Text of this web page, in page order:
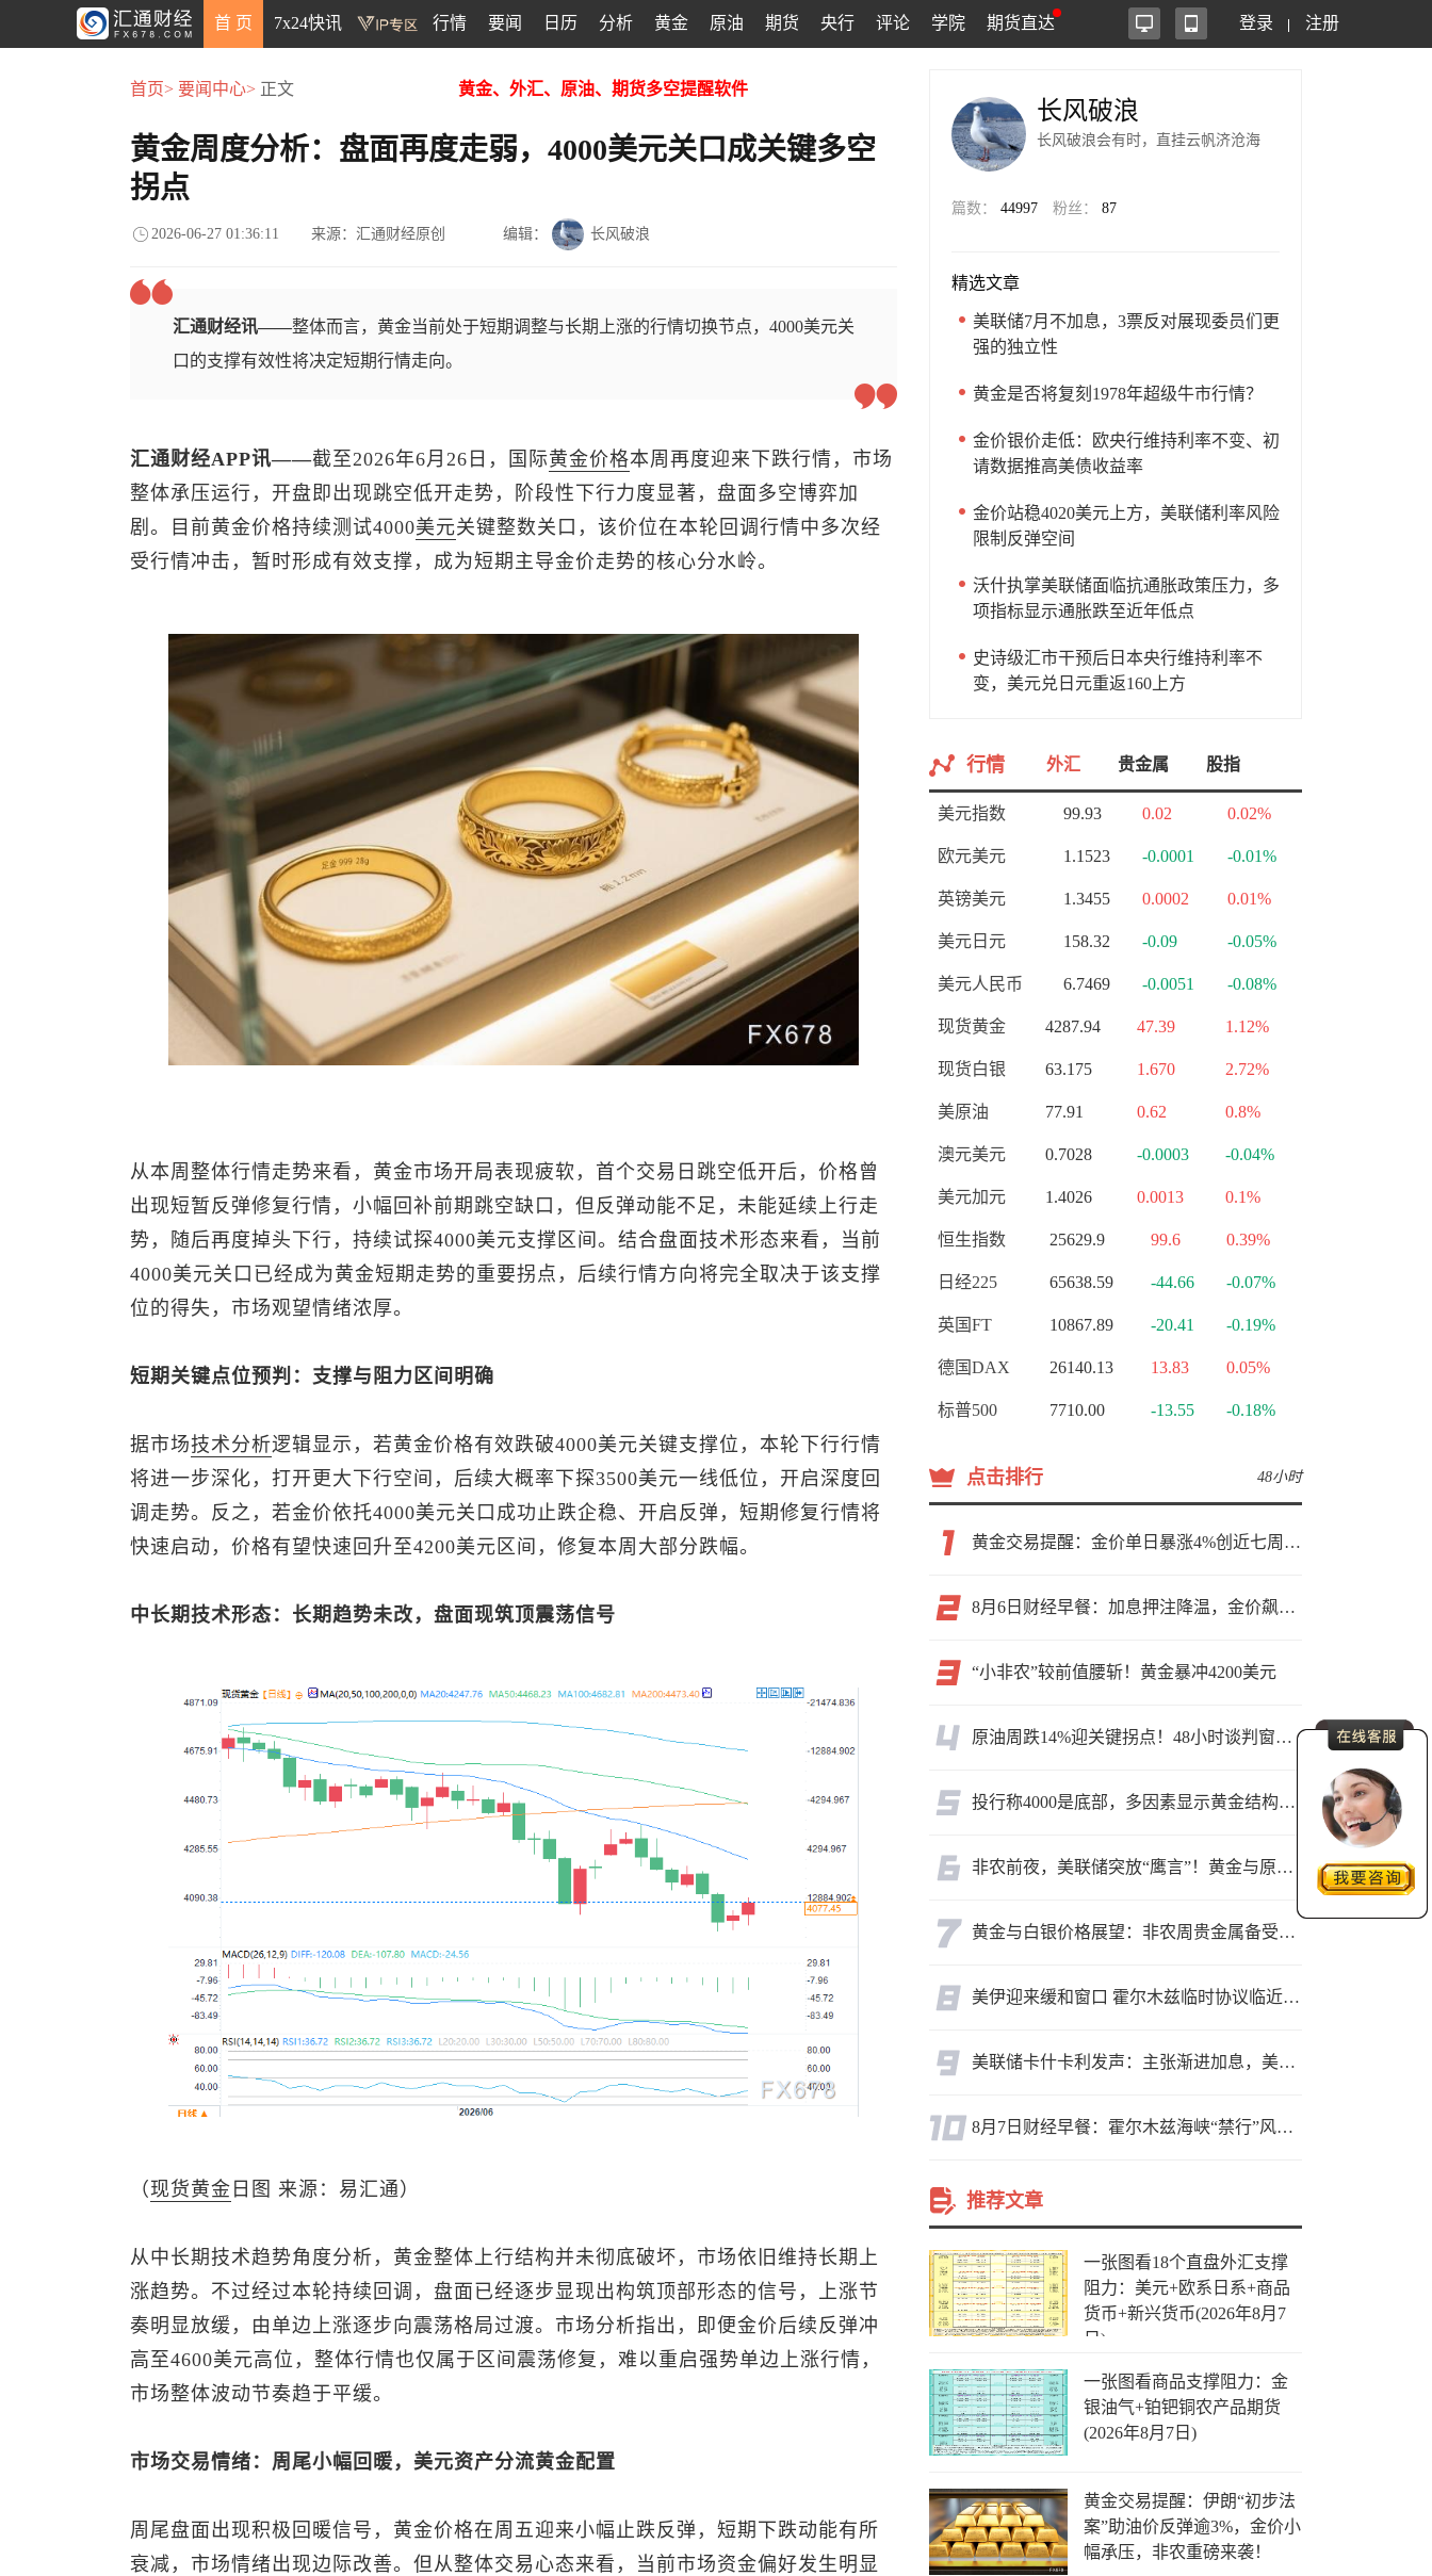
首 页 7x24快讯 行情 要闻 日历 分析 黄金 原油 期货 央行 评论 学院 期货直达 登录 注册
首页> 要闻中心> 正文 黄金、外汇、原油、期货多空提醒软件
黄金周度分析：盘面再度走弱，4000美元关口成关键多空
拐点
2026-06-27 01:36:11 来源：汇通财经原创 编辑： 长风破浪
汇通财经讯——整体而言，黄金当前处于短期调整与长期上涨的行情切换节点，4000美元关
口的支撑有效性将决定短期行情走向。
汇通财经APP讯——截至2026年6月26日，国际黄金价格本周再度迎来下跌行情，市场
整体承压运行，开盘即出现跳空低开走势，阶段性下行力度显著，盘面多空博弈加
剧。目前黄金价格持续测试4000美元关键整数关口，该价位在本轮回调行情中多次经
受行情冲击，暂时形成有效支撑，成为短期主导金价走势的核心分水岭。
从本周整体行情走势来看，黄金市场开局表现疲软，首个交易日跳空低开后，价格曾
出现短暂反弹修复行情，小幅回补前期跳空缺口，但反弹动能不足，未能延续上行走
势，随后再度掉头下行，持续试探4000美元支撑区间。结合盘面技术形态来看，当前
4000美元关口已经成为黄金短期走势的重要拐点，后续行情方向将完全取决于该支撑
位的得失，市场观望情绪浓厚。
短期关键点位预判：支撑与阻力区间明确
据市场技术分析逻辑显示，若黄金价格有效跌破4000美元关键支撑位，本轮下行行情
将进一步深化，打开更大下行空间，后续大概率下探3500美元一线低位，开启深度回
调走势。反之，若金价依托4000美元关口成功止跌企稳、开启反弹，短期修复行情将
快速启动，价格有望快速回升至4200美元区间，修复本周大部分跌幅。
中长期技术形态：长期趋势未改，盘面现筑顶震荡信号
（现货黄金 日图 来源：易汇通）
从中长期技术趋势角度分析，黄金整体上行结构并未彻底破坏，市场依旧维持长期上
涨趋势。不过经过本轮持续回调，盘面已经逐步显现出构筑顶部形态的信号，上涨节
奏明显放缓，由单边上涨逐步向震荡格局过渡。市场分析指出，即便金价后续反弹冲
高至4600美元高位，整体行情也仅属于区间震荡修复，难以重启强势单边上涨行情，
市场整体波动节奏趋于平缓。
市场交易情绪：周尾小幅回暖，美元资产分流黄金配置
周尾盘面出现积极回暖信号，黄金价格在周五迎来小幅止跌反弹，短期下跌动能有所
衰减，市场情绪出现边际改善。但从整体交易心态来看，当前市场资金偏好发生明显
长风破浪
长风破浪会有时，直挂云帆济沧海
篇数： 44997 粉丝： 87
精选文章
美联储7月不加息，3票反对展现委员们更
强的独立性
黄金是否将复刻1978年超级牛市行情？
金价银价走低：欧央行维持利率不变、初
请数据推高美债收益率
金价站稳4020美元上方，美联储利率风险
限制反弹空间
沃什执掌美联储面临抗通胀政策压力，多
项指标显示通胀跌至近年低点
史诗级汇市干预后日本央行维持利率不
变，美元兑日元重返160上方
行情 外汇 贵金属 股指
美元指数 99.93 0.02 0.02%
欧元美元 1.1523 -0.0001 -0.01%
英镑美元 1.3455 0.0002 0.01%
美元日元 158.32 -0.09 -0.05%
美元人民币 6.7469 -0.0051 -0.08%
现货黄金 4287.94 47.39 1.12%
现货白银 63.175 1.670 2.72%
美原油 77.91 0.62 0.8%
澳元美元 0.7028 -0.0003 -0.04%
美元加元 1.4026 0.0013 0.1%
恒生指数 25629.9 99.6 0.39%
日经225 65638.59 -44.66 -0.07%
英国FT 10867.89 -20.41 -0.19%
德国DAX 26140.13 13.83 0.05%
标普500 7710.00 -13.55 -0.18%
点击排行 48小时
黄金交易提醒：金价单日暴涨4%创近七周新高，加息预期降温叠加霍尔木兹“暂停信号”，牛市重启了？
8月6日财经早餐：加息押注降温，金价飙升至近两个月高位，地缘缓和预期，美油75关口拉锯
“小非农”较前值腰斩！黄金暴冲4200美元
原油周跌14%迎关键拐点！48小时谈判窗口，暗藏行情变数
投行称4000是底部，多因素显示黄金结构性机会显现
非农前夜，美联储突放“鹰言”！黄金与原油为何联手反攻？
黄金与白银价格展望：非农周贵金属备受关注，黄金测试关键突破位
美伊迎来缓和窗口 霍尔木兹临时协议临近落地
美联储卡什卡利发声：主张渐进加息，美联储内部政策分歧
8月7日财经早餐：霍尔木兹海峡“禁行”风波再起，油价急涨金价承压，非农夜市场博弈加剧
推荐文章
一张图看18个直盘外汇支撑
阻力：美元+欧系日系+商品
货币+新兴货币(2026年8月7
日)
一张图看商品支撑阻力：金
银油气+铂钯铜农产品期货
(2026年8月7日)
黄金交易提醒：伊朗“初步法
案”助油价反弹逾3%，金价小
幅承压，非农重磅来袭！